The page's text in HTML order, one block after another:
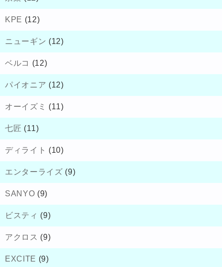
KPE (12)
ニューギン (12)
ベルコ (12)
パイオニア (12)
オーイズミ (11)
七匠 (11)
ディライト (10)
エンターライズ (9)
SANYO (9)
ビスティ (9)
アクロス (9)
EXCITE (9)